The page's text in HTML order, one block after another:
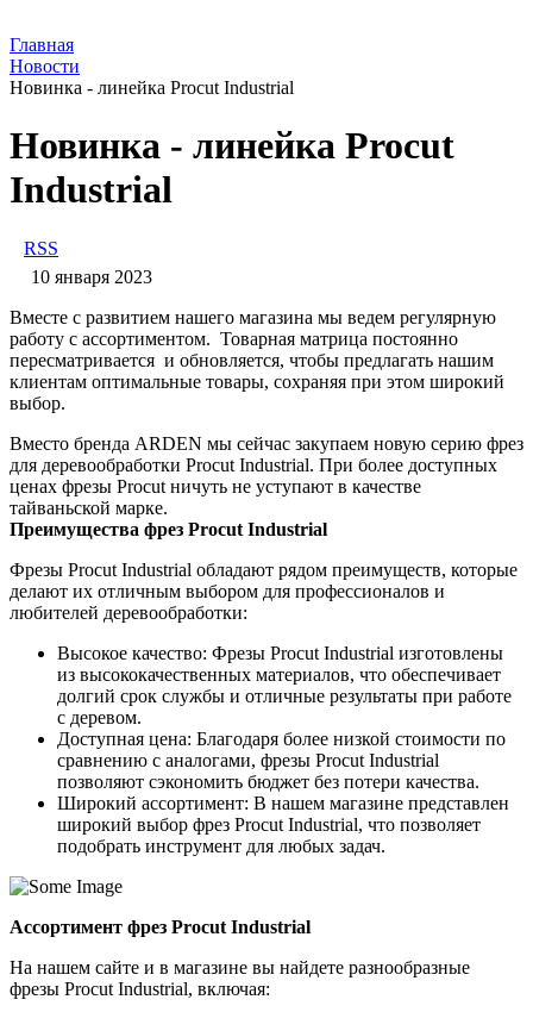
Главная
Новости
Новинка - линейка Procut Industrial
Новинка - линейка Procut
Industrial
RSS
10 января 2023
Вместе с развитием нашего магазина мы ведем регулярную
работу с ассортиментом. Товарная матрица постоянно
пересматривается и обновляется, чтобы предлагать нашим
клиентам оптимальные товары, сохраняя при этом широкий
выбор.
Вместо бренда ARDEN мы сейчас закупаем новую серию фрез
для деревообработки Procut Industrial. При более доступных
ценах фрезы Procut ничуть не уступают в качестве
тайваньской марке.
Преимущества фрез Procut Industrial
Фрезы Procut Industrial обладают рядом преимуществ, которые
делают их отличным выбором для профессионалов и
любителей деревообработки:
Высокое качество: Фрезы Procut Industrial изготовлены
из высококачественных материалов, что обеспечивает
долгий срок службы и отличные результаты при работе
с деревом.
Доступная цена: Благодаря более низкой стоимости по
сравнению с аналогами, фрезы Procut Industrial
позволяют сэкономить бюджет без потери качества.
Широкий ассортимент: В нашем магазине представлен
широкий выбор фрез Procut Industrial, что позволяет
подобрать инструмент для любых задач.
Ассортимент фрез Procut Industrial
На нашем сайте и в магазине вы найдете разнообразные
фрезы Procut Industrial, включая: